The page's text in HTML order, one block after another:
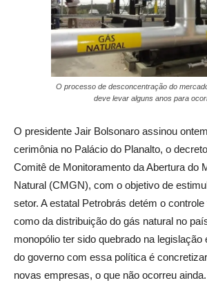
O processo de desconcentração do
deve levar alguns anos para
O presidente Jair Bolsonaro assinou
cerimônia no Palácio do Planalto, o
Comitê de Monitoramento da Abertura do
Natural (CMGN), com o objetivo de
setor. A estatal Petrobrás detém o
como da distribuição do gás natural no
monopólio ter sido quebrado na legislação
do governo com essa política é
novas empresas, o que não ocorreu ainda.